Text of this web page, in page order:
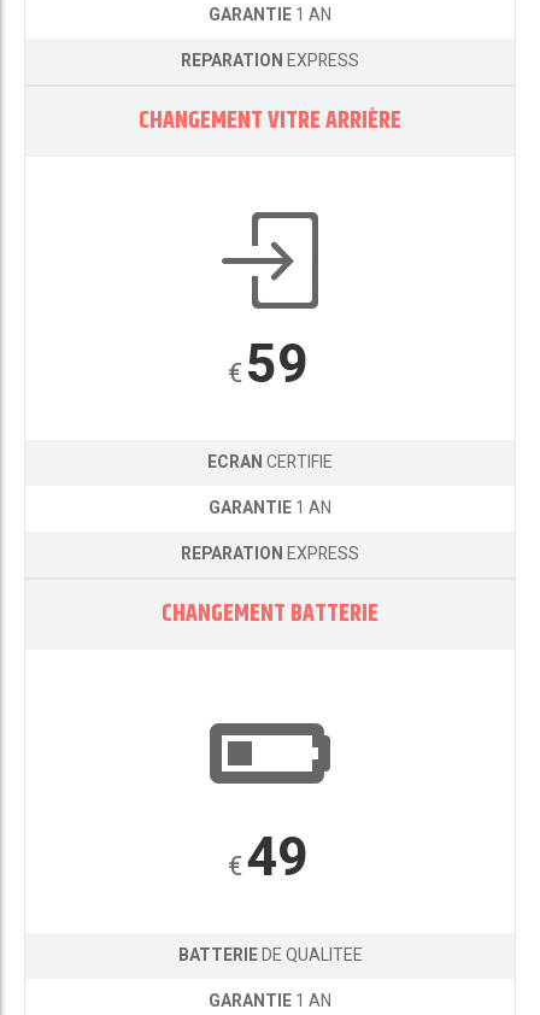
GARANTIE1 AN
REPARATIONEXPRESS
CHANGEMENT VITRE ARRIÈRE
€59
ECRANCERTIFIE
GARANTIE1 AN
REPARATIONEXPRESS
CHANGEMENT BATTERIE
€49
BATTERIEDE QUALITEE
GARANTIE1 AN